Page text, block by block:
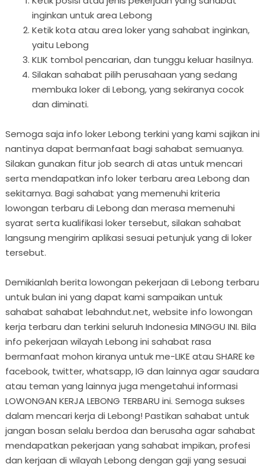
inginkan untuk area Lebong
Ketik kota atau area loker yang sahabat inginkan,
yaitu Lebong
KLIK tombol pencarian, dan tunggu keluar hasilnya.
Silakan sahabat pilih perusahaan yang sedang
membuka loker di Lebong, yang sekiranya cocok
dan diminati.
Semoga saja info loker Lebong terkini yang kami sajikan ini
nantinya dapat bermanfaat bagi sahabat semuanya.
Silakan gunakan fitur job search di atas untuk mencari
serta mendapatkan info loker terbaru area Lebong dan
sekitarnya. Bagi sahabat yang memenuhi kriteria
lowongan terbaru di Lebong dan merasa memenuhi
syarat serta kualifikasi loker tersebut, silakan sahabat
langsung mengirim aplikasi sesuai petunjuk yang di loker
tersebut.
Demikianlah berita lowongan pekerjaan di Lebong terbaru
untuk bulan ini yang dapat kami sampaikan untuk
sahabat sahabat lebahndut.net, website info lowongan
kerja terbaru dan terkini seluruh Indonesia MINGGU INI. Bila
info pekerjaan wilayah Lebong ini sahabat rasa
bermanfaat mohon kiranya untuk me-LIKE atau SHARE ke
facebook, twitter, whatsapp, IG dan lainnya agar saudara
atau teman yang lainnya juga mengetahui informasi
LOWONGAN KERJA LEBONG TERBARU ini. Semoga sukses
dalam mencari kerja di Lebong! Pastikan sahabat untuk
jangan bosan selalu berdoa dan berusaha agar sahabat
mendapatkan pekerjaan yang sahabat impikan, profesi
dan kerjaan di wilayah Lebong dengan gaji yang sesuai